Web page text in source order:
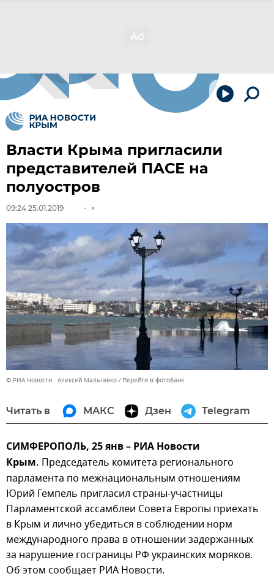
Власти Крыма пригласили
представителей ПАСЕ на
полуостров
09:24 25.01.2019
© РИА Новости . Алексей Мальгавко Перейти в фотобанк
Читать в МАКС Дзен Telegram
СИМФЕРОПОЛЬ, 25 янв – РИА Новости
Крым. Председатель комитета регионального
парламента по межнациональным отношениям
Юрий Гемпель пригласил страны-участницы
Парламентской ассамблеи Совета Европы приехать
в Крым и лично убедиться в соблюдении норм
международного права в отношении задержанных
за нарушение госграницы РФ украинских моряков.
Об этом сообщает РИА Новости.